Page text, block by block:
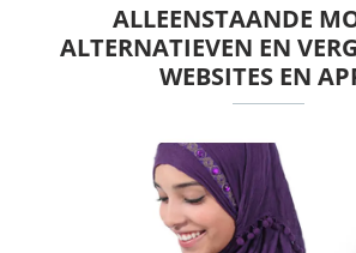
ALLEENSTAANDE
ALTERNATIEVEN EN
WEBSITES EN